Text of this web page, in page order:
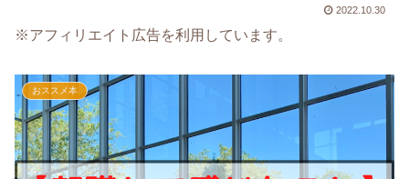
2022.10.30
※アフィリエイト広告を利用しています。
おススメ本